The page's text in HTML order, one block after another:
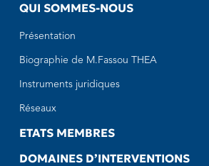
QUI SOMMES-NOUS
Présentation
Biographie de M.Fassou THEA
Instruments juridiques
Réseaux
ETATS MEMBRES
DOMAINES D’INTERVENTIONS